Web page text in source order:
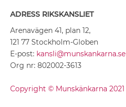
ADRESS RIKSKANSLIET
Arenavägen 41, plan 12,
121 77 Stockholm-Globen
E-post: kansli@munskankarna.se
Org nr: 802002-3613
Copyright © Munskänkarna 2021